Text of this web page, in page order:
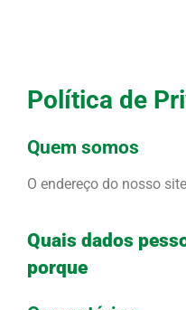
Política de
Quem somos
O endereço do nosso
Quais dados
porque